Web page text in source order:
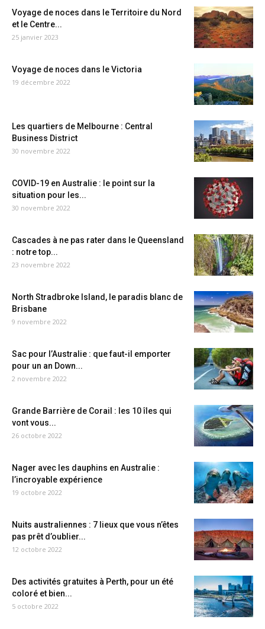
Voyage de noces dans le Territoire du Nord
et le Centre...
25 janvier 2023
Voyage de noces dans le Victoria
19 décembre 2022
Les quartiers de Melbourne : Central
Business District
30 novembre 2022
COVID-19 en Australie : le point sur la
situation pour les...
30 novembre 2022
Cascades à ne pas rater dans le Queensland
: notre top...
23 novembre 2022
North Stradbroke Island, le paradis blanc de
Brisbane
9 novembre 2022
Sac pour l’Australie : que faut-il emporter
pour un an Down...
2 novembre 2022
Grande Barrière de Corail : les 10 îles qui
vont vous...
26 octobre 2022
Nager avec les dauphins en Australie :
l’incroyable expérience
19 octobre 2022
Nuits australiennes : 7 lieux que vous n’êtes
pas prêt d’oublier...
12 octobre 2022
Des activités gratuites à Perth, pour un été
coloré et bien...
5 octobre 2022